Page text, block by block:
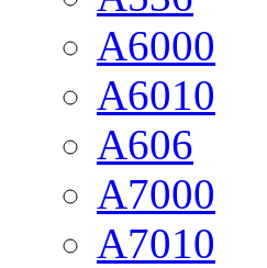
A6000
A6010
A606
A7000
A7010